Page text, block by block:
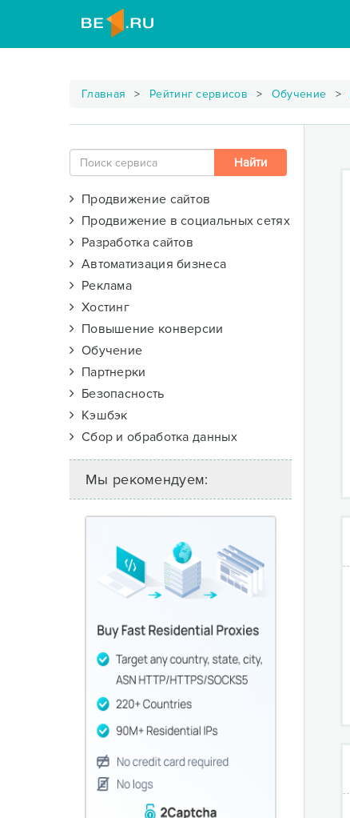
Главная Рейтинг сервисов Обучение
Продвижение сайтов
Продвижение в социальных сетях
Разработка сайтов
Автоматизация бизнеса
Реклама
Хостинг
Повышение конверсии
Обучение
Партнерки
Безопасность
Кэшбэк
Сбор и обработка данных
Мы рекомендуем: